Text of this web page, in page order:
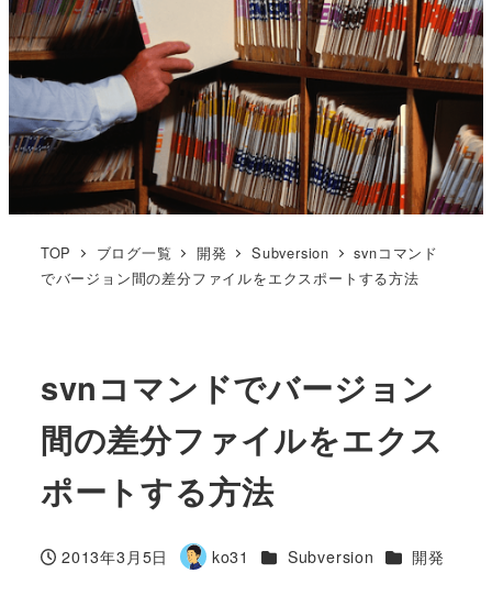
TOP ブログ一覧 開発 Subversion
svnコマンド
でバージョン間の差分ファイルをエクスポートする方法
svnコマンドでバージョン
間の差分ファイルをエクス
ポートする方法
投稿日
2013年3月5日
著
ko31 カテゴリー
Subversion カテゴリー
開発